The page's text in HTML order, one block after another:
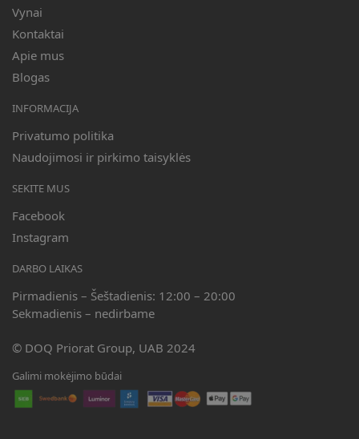
Vynai
Kontaktai
Apie mus
Blogas
INFORMACIJA
Privatumo politika
Naudojimosi ir pirkimo taisyklės
SEKITE MUS
Facebook
Instagram
DARBO LAIKAS
Pirmadienis – Šeštadienis: 12:00 – 20:00
Sekmadienis – nedirbame
© DOQ Priorat Group, UAB 2024
Galimi mokėjimo būdai